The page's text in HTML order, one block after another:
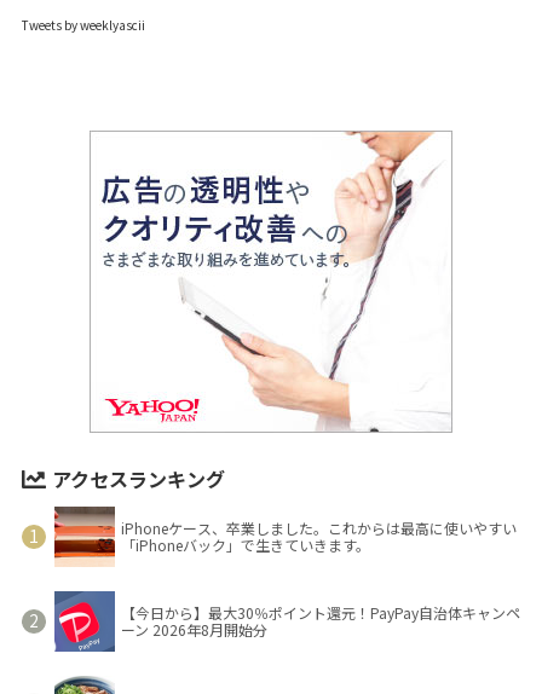
Tweets by weeklyascii
アクセスランキング
iPhoneケース、卒業しました。これからは最高に使いやすい
「iPhoneバック」で生きていきます。
【今日から】最大30％ポイント還元！PayPay自治体キャンペ
ーン 2026年8月開始分